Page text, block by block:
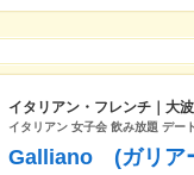
イタリアン・フレンチ｜大
イタリアン 女子会 飲み放題 デー
Galliano (ガリア